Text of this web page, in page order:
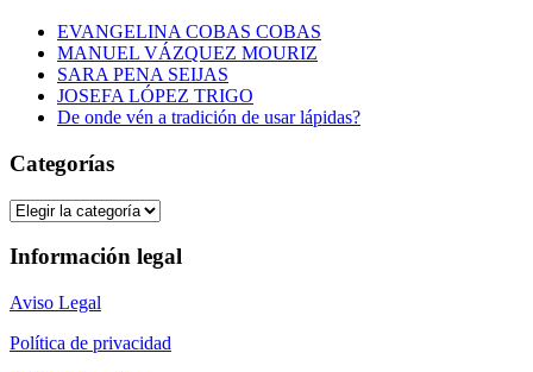
EVANGELINA COBAS COBAS
MANUEL VÁZQUEZ MOURIZ
SARA PENA SEIJAS
JOSEFA LÓPEZ TRIGO
De onde vén a tradición de usar lápidas?
Categorías
Categorías
Información legal
Aviso Legal
Política de privacidad